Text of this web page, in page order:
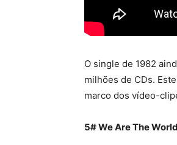
O single de 1982
milhões de CDs.
marco dos vídeo-
5# We Are The World